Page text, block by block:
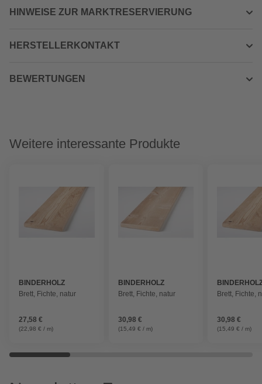
HINWEISE ZUR MARKTRESERVIERUNG
HERSTELLERKONTAKT
BEWERTUNGEN
Weitere interessante Produkte
BINDERHOLZ
Brett, Fichte, natur
27,58 €
(22,98 € / m)
BINDERHOLZ
Brett, Fichte, natur
30,98 €
(15,49 € / m)
Brett, Fichte,
30,98 €
(15,49 € / m)